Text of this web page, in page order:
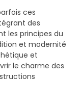
ces
des
les principes du
et modernité
et
le charme des